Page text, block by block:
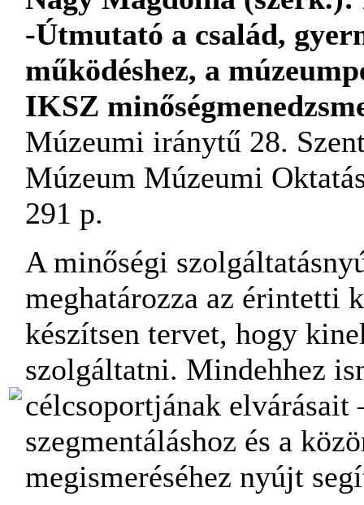
-Útmutató a család,
működéshez, a
IKSZ
Múzeumi iránytű 28.
Múzeum Múzeumi
291 p.
A minőségi
meghatározza az érintetti
készítsen tervet, hogy
szolgáltatni. Mindehhez
célcsoportjának elvárásait
szegmentáláshoz és a
megismeréséhez nyújt